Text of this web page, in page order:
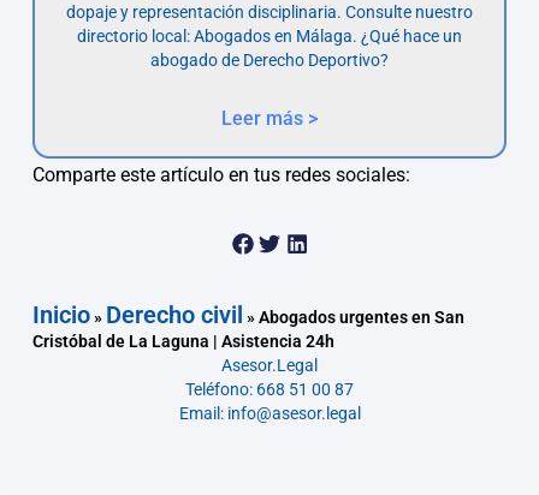
dopaje y representación disciplinaria. Consulte nuestro
directorio local: Abogados en Málaga. ¿Qué hace un
abogado de Derecho Deportivo?
Leer más >
Comparte este artículo en tus redes sociales:
Inicio» Derecho civil »Abogados urgentes en San
Cristóbal de La Laguna | Asistencia 24h
Asesor.Legal
Teléfono: 668 51 00 87
Email: info@asesor.legal